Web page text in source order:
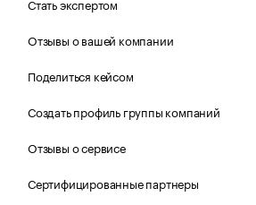
Стать экспертом
Отзывы о вашей компании
Поделиться кейсом
Создать профиль группы компаний
Отзывы о сервисе
Сертифицированные партнеры